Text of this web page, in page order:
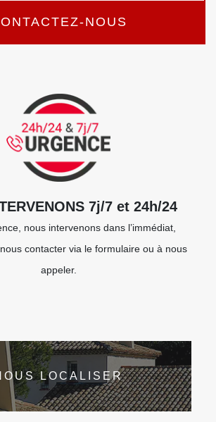
NOUS
7j/7 et 24h/24
nous intervenons dans l’immédiat,
contacter via le formulaire ou à nous
appeler.
LOCALISER